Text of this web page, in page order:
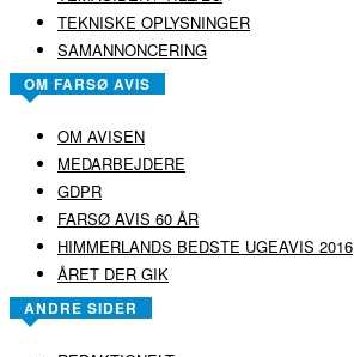
TEKNISKE OPLYSNINGER
SAMANNONCERING
OM FARSØ AVIS
OM AVISEN
MEDARBEJDERE
GDPR
FARSØ AVIS 60 ÅR
HIMMERLANDS BEDSTE UGEAVIS 2016
ÅRET DER GIK
ANDRE SIDER